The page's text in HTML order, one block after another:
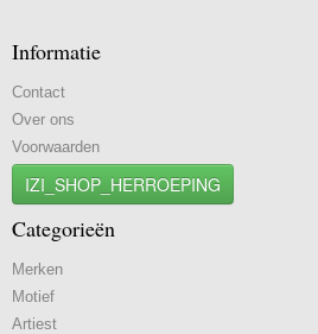
Informatie
Contact
Over ons
Voorwaarden
IZI_SHOP_HERROEPING
Categorieën
Merken
Motief
Artiest